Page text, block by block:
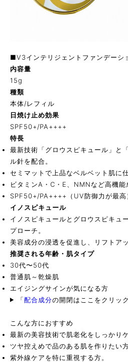
■V3インテリジェントファンデーシ
内容量
15g
種類
本体/レフィル
日焼け止め効果
SPF50+/PA++++
特長
最新技術「グロウスピキュール」と
ル針を配合。
セミマットで上品なベルベット肌に
ビタミンA・C・E、NMNなど高機能
SPF50+/PA++++（UV防御力が最高
イノスピキュール
イノスピキュールとグロウスピキュ
プローチ。
美容成分の浸透を促進し、リフトア
推奨される年齢・肌タイプ
30代〜50代
普通肌～乾燥肌
エイジングサインが気になる方
「配合成分の開閉はここをクリッ
こんな方におすすめ
最新の美容技術で肌老化をしっかり
ツヤ控えめで品のある肌を作りたい方
紫外線ケアを特に重視する方。